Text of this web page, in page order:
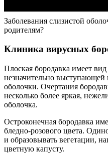
Заболевания слизистой
родителям?
Клиника вирусных
Плоская бородавка имеет
незначительно выступающей
оболочки. Очертания
несколько более яркая,
оболочка.
Остроконечная бородавка
бледно-розового цвета.
и образовывать вегетации,
цветную капусту.